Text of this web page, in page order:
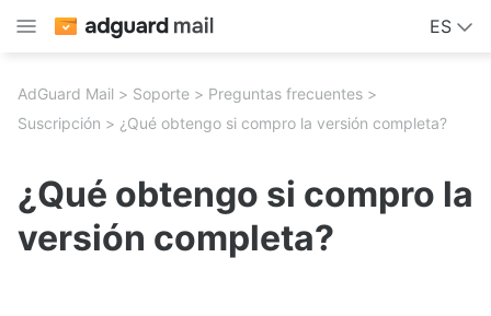
ES
AdGuard Mail Soporte
Preguntas frecuentes
Suscripción
¿Qué obtengo si compro la versión completa?
¿Qué obtengo si compro la
versión completa?